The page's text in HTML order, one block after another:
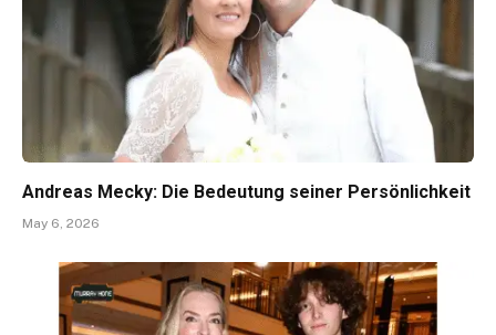
Andreas Mecky: Die Bedeutung seiner Persönlichkeit
May 6, 2026